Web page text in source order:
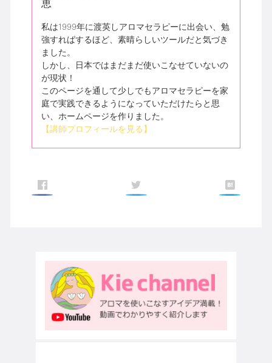
恵
私は1999年に渡英しアロマセラピーに出会い、勉
強すればするほど、素晴らしいツールだと気づき
ました。
しかし、日本ではまだまだ使いこなせていないの
が現状！
このページを通して少しでもアロマセラピーを家
庭で実践できるようになっていただけたらと思
い、ホームページを作りました。
【講師プロフィールを見る】